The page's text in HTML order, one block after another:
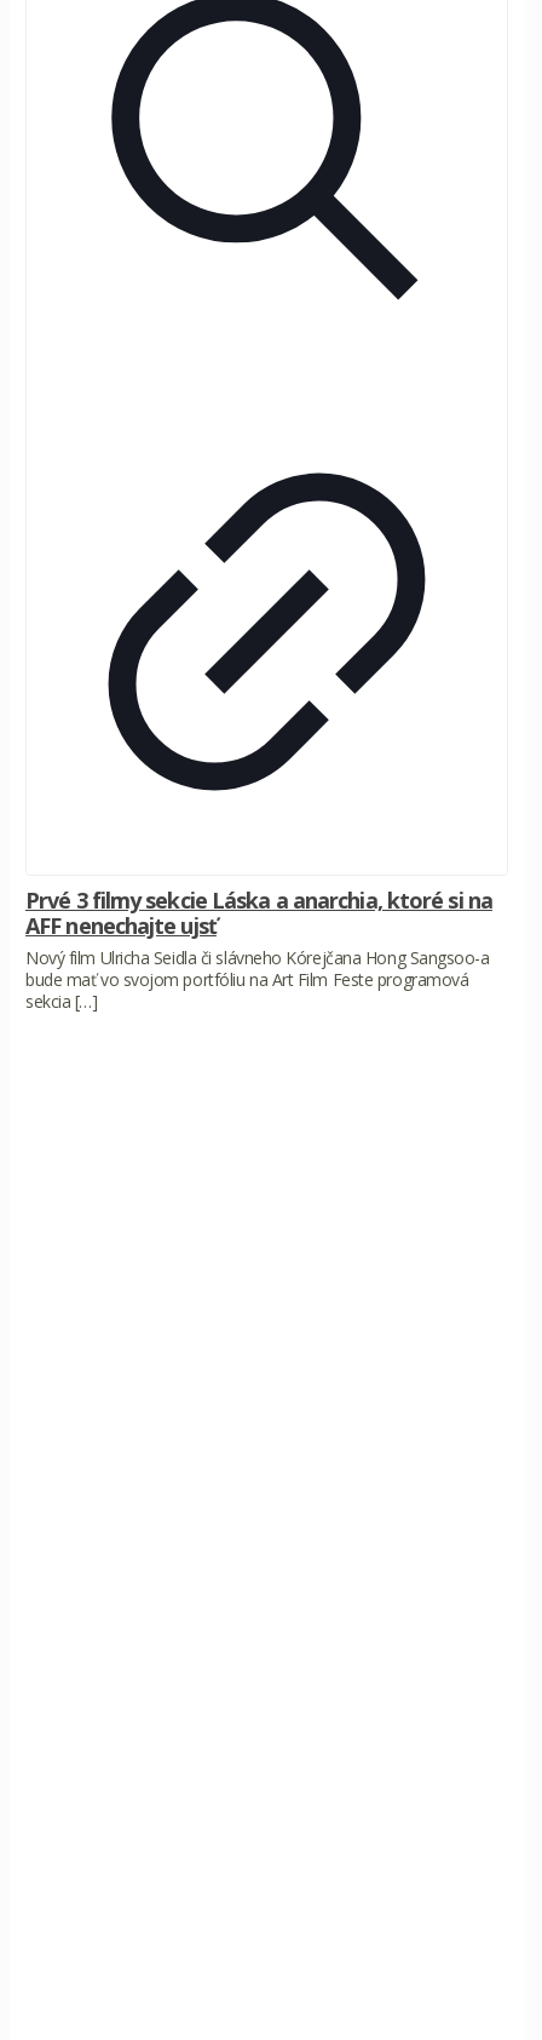
Prvé 3 filmy sekcie Láska a anarchia, ktoré si na
AFF nenechajte ujsť
Nový film Ulricha Seidla či slávneho Kórejčana Hong Sangsoo-a
bude mať vo svojom portfóliu na Art Film Feste programová
sekcia […]